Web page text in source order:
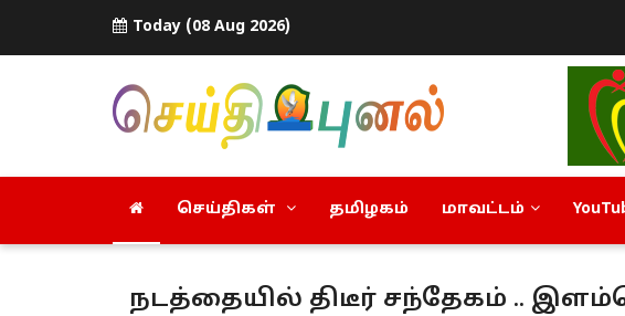
Today (08 Aug 2026)
செய்திகள் தமிழகம் மாவட்டம்
நடத்தையில் திடீர் சந்தேகம் ..